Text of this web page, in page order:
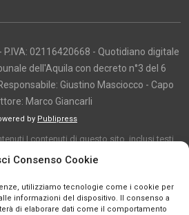
Consenso Cookie
utilizziamo tecnologie come i cookie per
informazioni del dispositivo. Il consenso a
di elaborare dati come il comportamento
02116420668 - Quotidiano digitale
dell'Aquila con decreto n°3 del 6
Giustino Masciocco - Capo
Marco Giancarli
by Publipress
I contenuti di questo sito, inclusi testi,
video e grafica, sono protetti da copyright e
totale o parziale dei contenuti è consentita
citando chiaramente la fonte, con link diretto